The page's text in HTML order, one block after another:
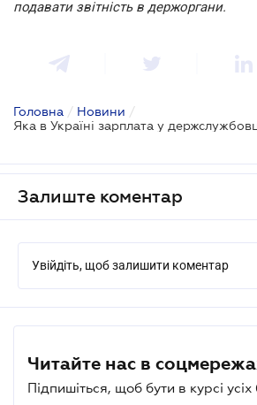
подавати звітність в держоргани.
Головна / Новини /
Яка в Україні зарплата у
Залиште коментар
Увійдіть, щоб залишити коментар
Читайте нас в
Підпишіться, щоб бути в курсі